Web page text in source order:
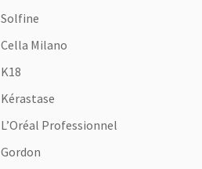
Solfine
Cella Milano
K18
Kérastase
L’Oréal Professionnel
Gordon